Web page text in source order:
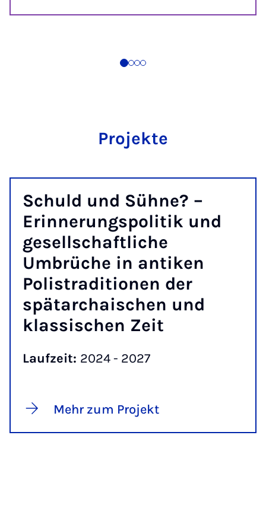
Projekte
Schuld und Sühne? –
Erinnerungspolitik und
gesellschaftliche
Umbrüche in antiken
Polistraditionen der
spätarchaischen und
klassischen Zeit
Laufzeit: 2024 - 2027
Mehr zum Projekt